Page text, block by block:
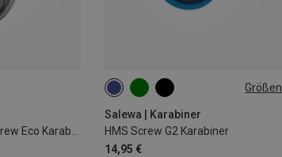
HMS Bulletproof Screw Eco Karabiner
Größen
Salewa | Karabiner
HMS Screw G2 Karabiner
14,95 €
S